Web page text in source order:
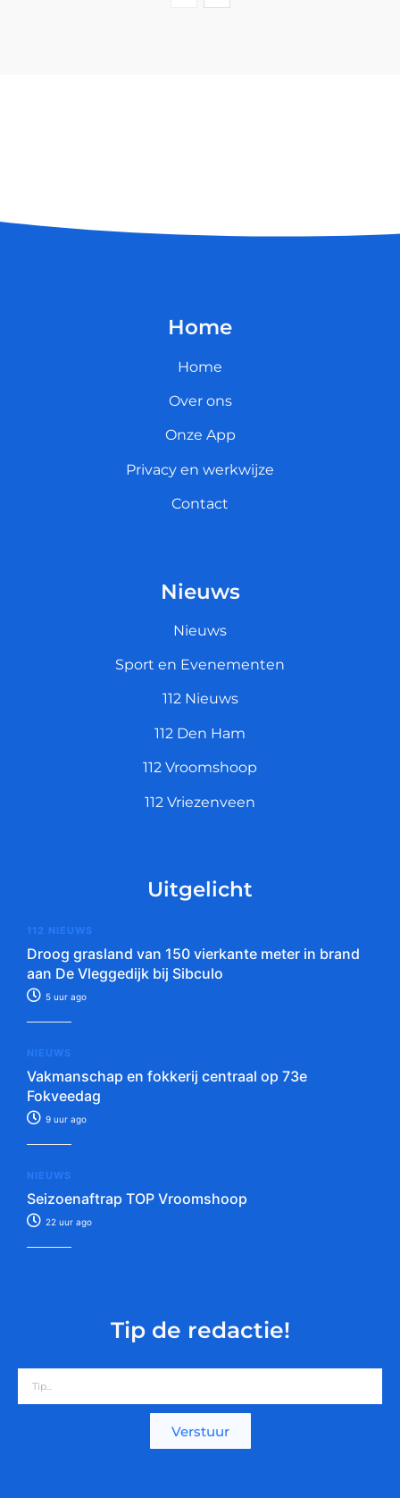
Home
Home
Over ons
Onze App
Privacy en werkwijze
Contact
Nieuws
Nieuws
Sport en Evenementen
112 Nieuws
112 Den Ham
112 Vroomshoop
112 Vriezenveen
Uitgelicht
112 NIEUWS
Droog grasland van 150 vierkante meter in brand
aan De Vleggedijk bij Sibculo
5 uur ago
NIEUWS
Vakmanschap en fokkerij centraal op 73e
Fokveedag
9 uur ago
NIEUWS
Seizoenaftrap TOP Vroomshoop
22 uur ago
Tip de redactie!
Verstuur